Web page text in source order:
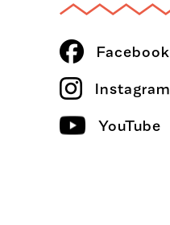
Facebook
Instagram
YouTube